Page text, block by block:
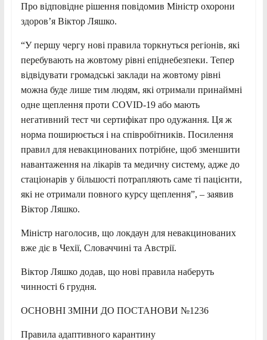
Про відповідне рішення повідомив Міністр охорони
здоров’я Віктор Ляшко.
“У першу чергу нові правила торкнуться регіонів, які
перебувають на жовтому рівні епіднебезпеки. Тепер
відвідувати громадські заклади на жовтому рівні
можна буде лише тим людям, які отримали принаймні
одне щеплення проти COVID-19 або мають
негативний тест чи сертифікат про одужання. Ця ж
норма поширюється і на співробітників. Посилення
правил для невакцинованих потрібне, щоб зменшити
навантаження на лікарів та медичну систему, адже до
стаціонарів у більшості потрапляють саме ті пацієнти,
які не отримали повного курсу щеплення”, – заявив
Віктор Ляшко.
Міністр наголосив, що локдаун для невакцинованих
вже діє в Чехії, Словаччині та Австрії.
Віктор Ляшко додав, що нові правила наберуть
чинності 6 грудня.
ОСНОВНІ ЗМІНИ ДО ПОСТАНОВИ №1236
Правила адаптивного карантину